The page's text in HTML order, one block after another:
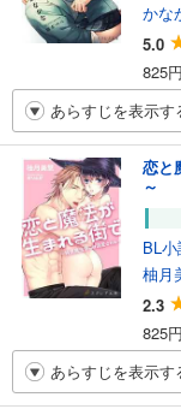
かな
5.0
825
あらすじを表示す
恋と
～
BL
柚月
2.3
825
あらすじを表示す